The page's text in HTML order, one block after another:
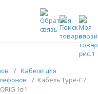
ОПТОМ
/ Кабели для
/ Кабель Type-C /
1в1